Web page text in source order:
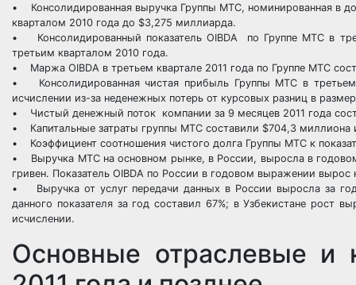
• Консолидированная выручка Группы МТС, номинированная в
кварталом 2010 года до $3,275 миллиарда.
• Консолидированный показатель OIBDA по Группе МТС в
третьим кварталом 2010 года.
• Маржа OIBDA в третьем квартале 2011 года по Группе МТС
• Консолидированная чистая прибыль Группы МТС в третьем
исчислении из-за неденежных потерь от курсовых разниц в
• Чистый денежный поток компании за 9 месяцев 2011 года
• Капитальные затраты группы МТС составили $704,3 миллиона
• Коэффициент соотношения чистого долга Группы МТС к
• Выручка МТС на основном рынке, в России, выросла в
гривен. Показатель OIBDA по России в годовом выражении
• Выручка от услуг передачи данных в России выросла за
данного показателя за год составил 67%; в Узбекистане рост
исчислении.
Основные отраслевые и